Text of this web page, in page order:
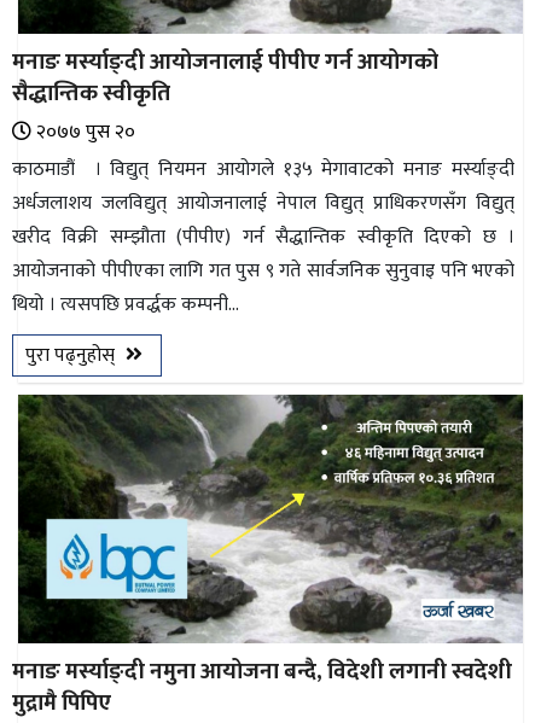
मनाङ मर्स्याङ्दी आयोजनालाई पीपीए गर्न आयोगको
सैद्धान्तिक स्वीकृति
२०७७ पुस २०
काठमाडौं । विद्युत् नियमन आयोगले १३५ मेगावाटको मनाङ मर्स्याङ्दी
अर्धजलाशय जलविद्युत् आयोजनालाई नेपाल विद्युत् प्राधिकरणसँग विद्युत्
खरीद विक्री सम्झौता (पीपीए) गर्न सैद्धान्तिक स्वीकृति दिएको छ ।
आयोजनाको पीपीएका लागि गत पुस ९ गते सार्वजनिक सुनुवाइ पनि भएको
थियो । त्यसपछि प्रवर्द्धक कम्पनी...
पुरा पढ्नुहोस्
मनाङ मर्स्याङ्दी नमुना आयोजना बन्दै, विदेशी लगानी स्वदेशी
मुद्रामै पिपिए